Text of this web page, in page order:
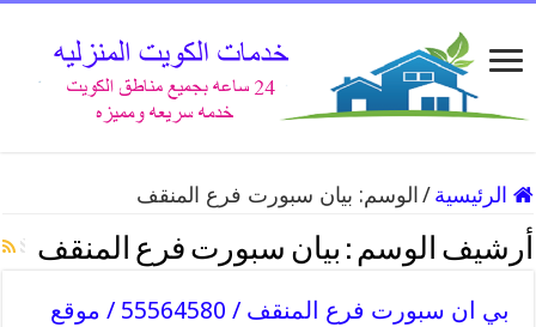
الرئيسية / الوسم: بيان سبورت فرع المنقف
أرشيف الوسم : بيان سبورت فرع المنقف
بي ان سبورت فرع المنقف / 55564580 / موقع